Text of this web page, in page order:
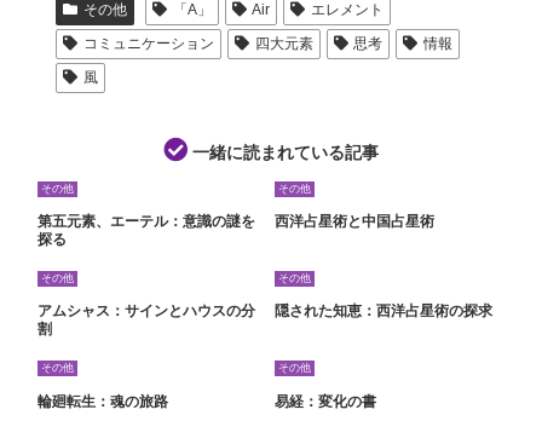
その他 「A」 Air
エレメント
コミュニケーション
四大元素 思考
情報
風
一緒に読まれている記事
その他
第五元素、エーテル：意識の謎を
探る
その他
西洋占星術と中国占星術
その他
アムシャス：サインとハウスの分
割
その他
隠された知恵：西洋占星術の探求
その他
輪廻転生：魂の旅路
その他
易経：変化の書